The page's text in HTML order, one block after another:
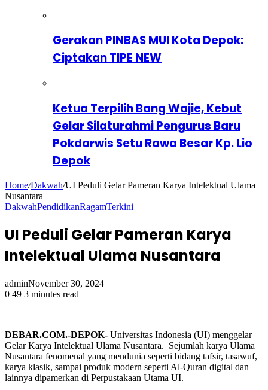
Gerakan PINBAS MUI Kota Depok:
Ciptakan TIPE NEW
Ketua Terpilih Bang Wajie, Kebut
Gelar Silaturahmi Pengurus Baru
Pokdarwis Setu Rawa Besar Kp. Lio
Depok
Home/Dakwah/UI Peduli Gelar Pameran Karya Intelektual Ulama
Nusantara
DakwahPendidikanRagamTerkini
UI Peduli Gelar Pameran Karya
Intelektual Ulama Nusantara
adminNovember 30, 2024
0 49 3 minutes read
DEBAR.COM.-DEPOK- Universitas Indonesia (UI) menggelar
Gelar Karya Intelektual Ulama Nusantara. Sejumlah karya Ulama
Nusantara fenomenal yang mendunia seperti bidang tafsir, tasawuf,
karya klasik, sampai produk modern seperti Al-Quran digital dan
lainnya dipamerkan di Perpustakaan Utama UI.